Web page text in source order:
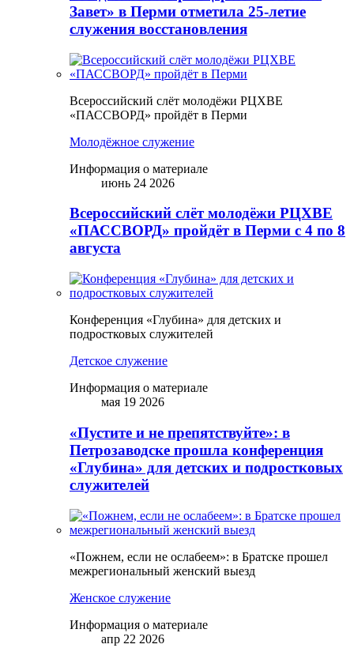
Завет» в Перми отметила 25-летие
служения восстановления
Всероссийский слёт молодёжи РЦХВЕ
«ПАССВОРД» пройдёт в Перми
Молодёжное служение
Информация о материале
июнь 24 2026
Всероссийский слёт молодёжи РЦХВЕ
«ПАССВОРД» пройдёт в Перми с 4 по 8
августа
Конференция «Глубина» для детских и
подростковых служителей
Детское служение
Информация о материале
мая 19 2026
«Пустите и не препятствуйте»: в
Петрозаводске прошла конференция
«Глубина» для детских и подростковых
служителей
«Пожнем, если не ослабеем»: в Братске прошел
межрегиональный женский выезд
Женское служение
Информация о материале
апр 22 2026